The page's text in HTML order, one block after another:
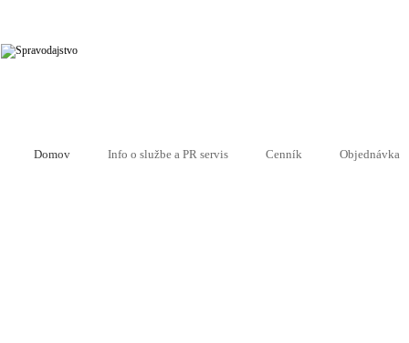
Domov Info o službe a PR servis Cenník Objednávka